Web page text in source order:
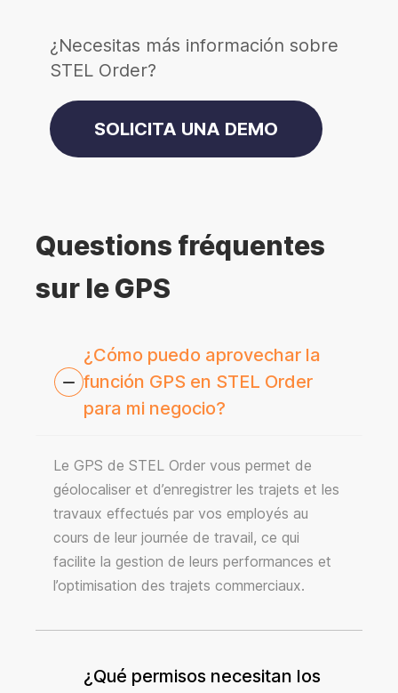
¿Necesitas más información sobre
STEL Order?
SOLICITA UNA DEMO
Questions fréquentes
sur le GPS
¿Cómo puedo aprovechar la
función GPS en STEL Order
para mi negocio?
Le GPS de STEL Order vous permet de
géolocaliser et d’enregistrer les trajets et les
travaux effectués par vos employés au
cours de leur journée de travail, ce qui
facilite la gestion de leurs performances et
l’optimisation des trajets commerciaux.
¿Qué permisos necesitan los